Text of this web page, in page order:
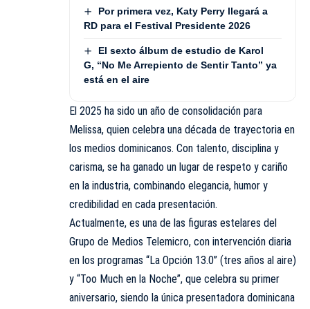
Por primera vez, Katy Perry llegará a
RD para el Festival Presidente 2026
El sexto álbum de estudio de Karol
G, “No Me Arrepiento de Sentir Tanto” ya
está en el aire
El 2025 ha sido un año de consolidación para
Melissa, quien celebra una década de trayectoria en
los medios dominicanos. Con talento, disciplina y
carisma, se ha ganado un lugar de respeto y cariño
en la industria, combinando elegancia, humor y
credibilidad en cada presentación.
Actualmente, es una de las figuras estelares del
Grupo de Medios Telemicro, con intervención diaria
en los programas “La Opción 13.0” (tres años al aire)
y “Too Much en la Noche”, que celebra su primer
aniversario, siendo la única presentadora dominicana